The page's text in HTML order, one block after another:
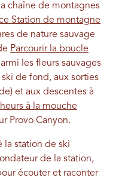
chaîne de montagnes
Station de montagne
de nature sauvage
Parcourir la boucle
les fleurs sauvages
de fond, aux sorties
et aux descentes à
à la mouche
Provo Canyon.
la station de ski
de la station,
écouter et raconter